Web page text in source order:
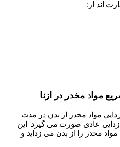
اند از:
مواد مخدر در ازنا
مواد مخدر از بدن در مدت
عادی صورت می گیرد. این
مخدر را از بدن می زداید و